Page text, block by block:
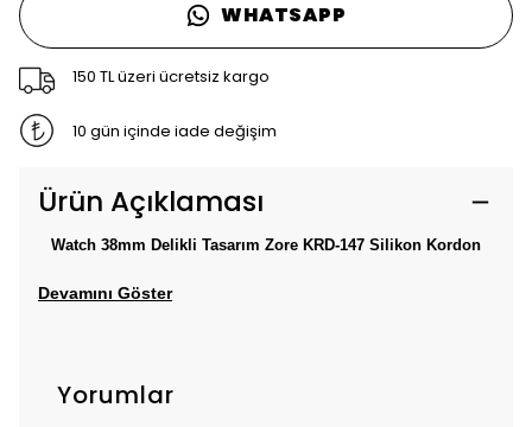
WHATSAPP
150 TL üzeri ücretsiz kargo
10 gün içinde iade değişim
Ürün Açıklaması
Watch 38mm Delikli Tasarım Zore KRD-147 Silikon Kordon
Devamını Göster
Yorumlar